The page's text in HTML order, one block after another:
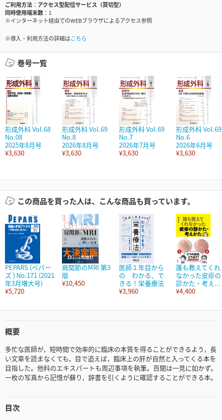
ご利用方法
アクセス型配信サービス（買切型）
同時使用端末数
1
※インターネット経由でのWEBブラウザによるアクセス参照
※導入・利用方法の詳細はこちら
巻号一覧
形成外科 Vol.68
No.08
2025年8月号
¥3,630
形成外科 Vol.69
No.8
2026年8月号
¥3,630
形成外科 Vol.69
No.7
2026年7月号
¥3,630
形成外科 Vol.69
No.6
2026年6月号
¥3,630
この商品を買った人は、こんな商品も買っています。
PEPARS (ペパー
ズ ) No.171 (2021
年3月増大号)
¥5,720
肩関節のMRI 第3
版
¥10,450
医師１年目から
の わかる、で
きる！栄養療法
¥3,960
誰も教えてくれ
なかった皮疹の
診かた・考え...
¥4,400
概要
多忙な医師が，短時間で効率的に臨床の本質を得ることができるよう，長
い文章を読まなくても，目で追えば，臨床上の肝が自然と入ってくる本を
目指した。他科のエキスパートも周辺事項を執筆。百聞は一見に如かず。
一枚の写真から記憶が蘇り，辞書を引くように確認することができる本。
目次